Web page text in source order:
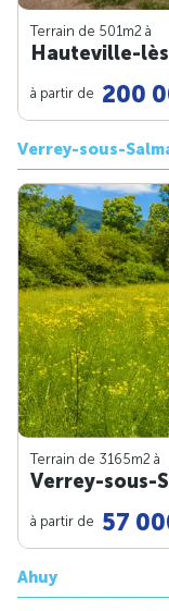
Terrain de 501m2 à
Hauteville-
à partir de 200
Verrey-sous-
Terrain de 3165m2 à
Verrey-sous-
à partir de 57
Ahuy